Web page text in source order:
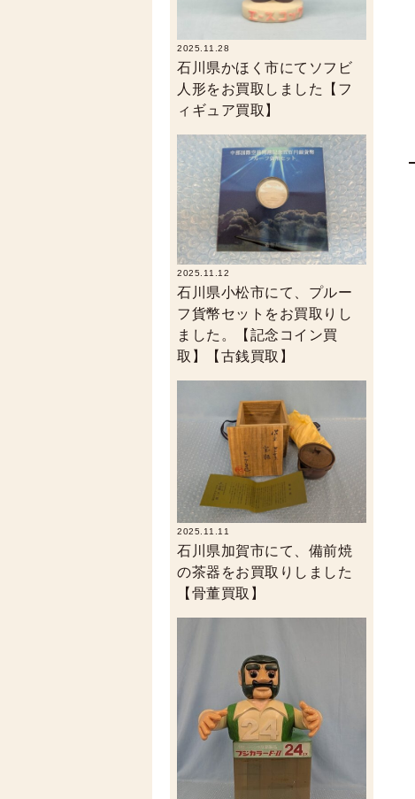
2025.11.28
石川県かほく市にてソフビ
人形をお買取しました【フ
ィギュア買取】
2025.11.12
石川県小松市にて、プルー
フ貨幣セットをお買取りし
ました。【記念コイン買
取】【古銭買取】
2025.11.11
石川県加賀市にて、備前焼
の茶器をお買取りしました
【骨董買取】